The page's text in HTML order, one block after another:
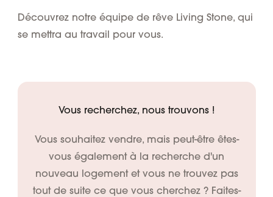
Découvrez notre équipe de rêve Living Stone, qui
se mettra au travail pour vous.
Vous recherchez, nous trouvons !
Vous souhaitez vendre, mais peut-être êtes-
vous également à la recherche d'un
nouveau logement et vous ne trouvez pas
tout de suite ce que vous cherchez ? Faites-